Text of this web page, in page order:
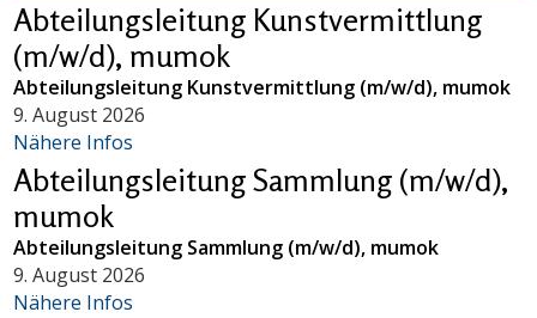
Abteilungsleitung Kunstvermittlung
(m/w/d), mumok
Abteilungsleitung Kunstvermittlung (m/w/d), mumok
9. August 2026
Nähere Infos
Abteilungsleitung Sammlung (m/w/d),
mumok
Abteilungsleitung Sammlung (m/w/d), mumok
9. August 2026
Nähere Infos